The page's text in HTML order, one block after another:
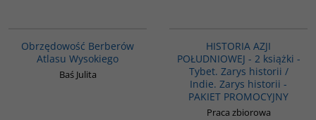
Obrzędowość Berberów
Atlasu Wysokiego
Baś Julita
HISTORIA AZJI
POŁUDNIOWEJ - 2 książki -
Tybet. Zarys historii /
Indie. Zarys historii -
PAKIET PROMOCYJNY
Praca zbiorowa